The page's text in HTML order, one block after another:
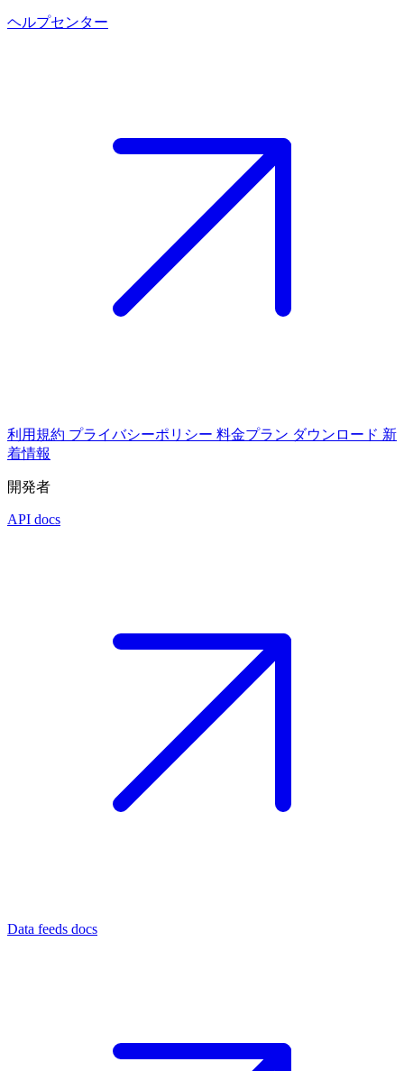
ヘルプセンター
利用規約 プライバシーポリシー 料金プラン ダウンロード 新
着情報
開発者
API docs
Data feeds docs